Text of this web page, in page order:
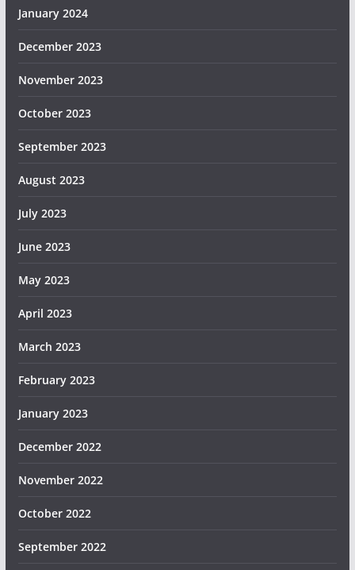
January 2024
December 2023
November 2023
October 2023
September 2023
August 2023
July 2023
June 2023
May 2023
April 2023
March 2023
February 2023
January 2023
December 2022
November 2022
October 2022
September 2022